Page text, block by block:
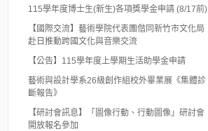
115學年度博士生(新生)各項獎學金申請 (8/17前)
【國際交流】藝術學院代表團偕同新竹市文化局
赴日推動跨國文化與音樂交流
【公告】115學年度上學期生活助學金申請
藝術與設計學系26級創作組校外畢業展《集體診
斷報告》
【研討會訊息】「圖像行動、行動圖像」研討會
開放報名參加